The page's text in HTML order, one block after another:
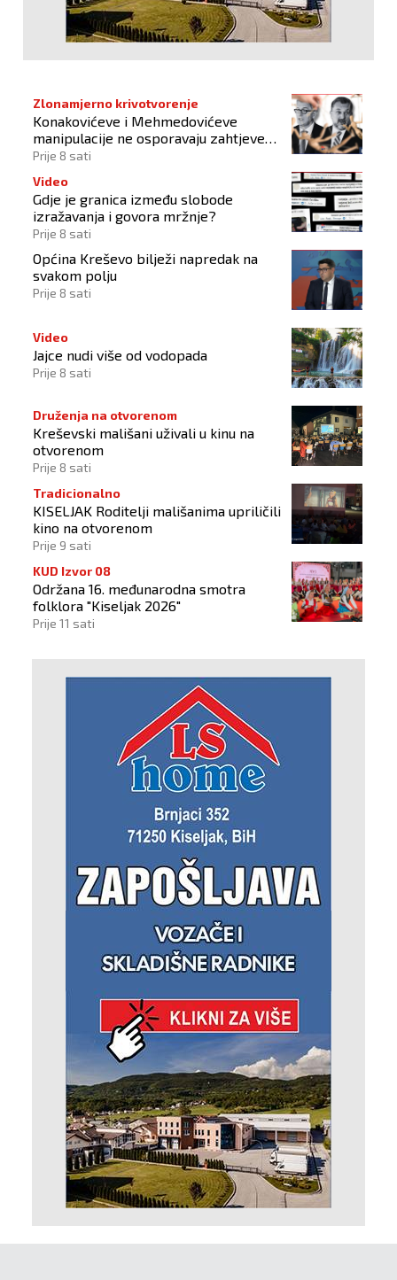
Zlonamjerno krivotvorenje
Konakovićeve i Mehmedovićeve
manipulacije ne osporavaju zahtjeve
Hrvata
Prije 8 sati
Video
Gdje je granica između slobode
izražavanja i govora mržnje?
Prije 8 sati
Općina Kreševo bilježi napredak na
svakom polju
Prije 8 sati
Video
Jajce nudi više od vodopada
Prije 8 sati
Druženja na otvorenom
Kreševski mališani uživali u kinu na
otvorenom
Prije 8 sati
Tradicionalno
KISELJAK Roditelji mališanima upriličili
kino na otvorenom
Prije 9 sati
KUD Izvor 08
Održana 16. međunarodna smotra
folklora "Kiseljak 2026"
Prije 11 sati